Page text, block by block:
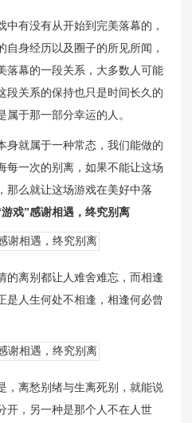
中有没有从开始到完美落幕的，
身经历以及圈子的所见所闻，
落幕的一段关系，大多数人可能
段关系的保持也只是时间长久的
于那一部分幸运的人。
身就属于一种常态，我们能做的
每一次的别离，如果不能让这场
那么就让这场游戏在美好中落
戏”感谢相遇，终究别离
的离别都让人难舍难忘，而相逢
是人生何处不相逢，相逢何必曾
，离愁别绪与生离死别，就能说
开，另一种是那个人不在人世